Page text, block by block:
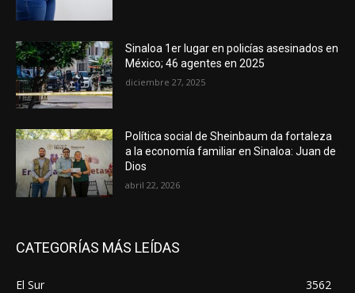
Sinaloa 1er lugar en policías asesinados en
México; 46 agentes en 2025
diciembre 27, 2025
Política social de Sheinbaum da fortaleza
a la economía familiar en Sinaloa: Juan de
Dios
abril 22, 2026
CATEGORÍAS MÁS LEÍDAS
El Sur
3562